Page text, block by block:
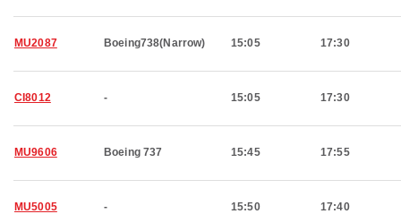
MU2087 Boeing738(Narrow) 15:05 17:30
CI8012 - 15:05 17:30
MU9606 Boeing 737 15:45 17:55
MU5005 - 15:50 17:40